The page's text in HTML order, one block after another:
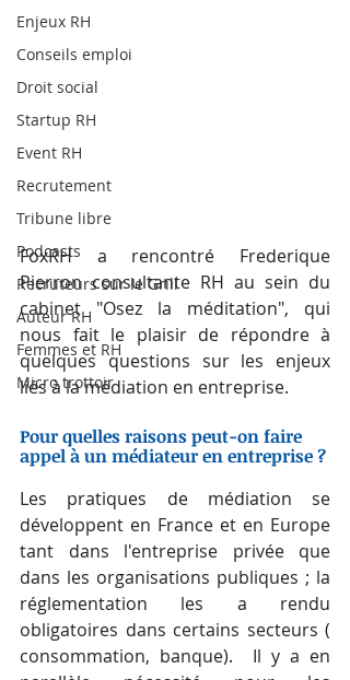
Enjeux RH
Conseils emploi
Droit social
Startup RH
Event RH
Recrutement
Tribune libre
Podcasts
Recruteurs sur le Grill
Auteur RH
Femmes et RH
Micro trottoir
FoxRH a rencontré Frederique
Pierron consultante RH au sein du
cabinet "Osez la méditation", qui
nous fait le plaisir de répondre à
quelques questions sur les enjeux
liés à la médiation en entreprise.
Pour quelles raisons peut-on faire
appel à un médiateur en entreprise ?
Les pratiques de médiation se
développent en France et en Europe
tant dans l'entreprise privée que
dans les organisations publiques ; la
réglementation les a rendu
obligatoires dans certains secteurs (
consommation, banque).  Il y a en